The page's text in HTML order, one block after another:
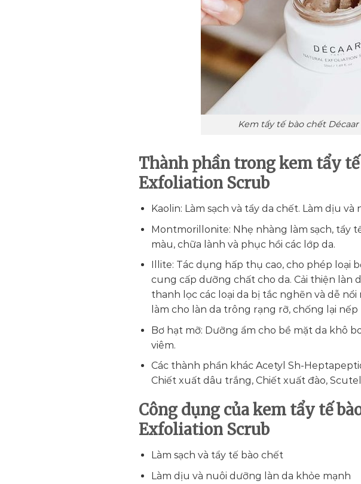
Kem tẩy tế bào chết
Thành phần trong kem tẩy
Exfoliation Scrub
Kaolin: Làm sạch và tẩy da chết. Làm dịu và
Montmorillonite: Nhẹ nhàng làm sạch, tẩy
màu, chữa lành và phục hồi các lớp da.
Illite: Tác dụng hấp thụ cao, cho phép loại
cung cấp dưỡng chất cho da. Cải thiện làn
thanh lọc các loại da bị tắc nghẽn và dễ
làm cho làn da trông rạng rỡ, chống lại nếp
Bơ hạt mỡ: Dưỡng ẩm cho bề mặt da khô
viêm.
Các thành phần khác Acetyl Sh-
Chiết xuất dâu trắng, Chiết xuất đào,
Công dụng của kem tẩy tế
Exfoliation Scrub
Làm sạch và tẩy tế bào chết
Làm dịu và nuôi dưỡng làn da khỏe mạnh